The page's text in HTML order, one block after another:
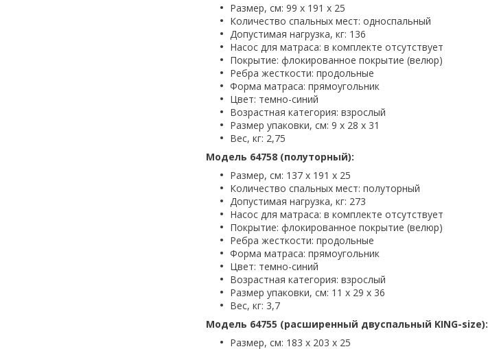
Размер, см: 99 х 191 х 25
Количество спальных мест: односпальный
Допустимая нагрузка, кг: 136
Насос для матраса: в комплекте отсутствует
Покрытие: флокированное покрытие (велюр)
Ребра жесткости: продольные
Форма матраса: прямоугольник
Цвет: темно-синий
Возрастная категория: взрослый
Размер упаковки, см: 9 x 28 x 31
Вес, кг: 2,75
Модель 64758 (полуторный):
Размер, см: 137 х 191 х 25
Количество спальных мест: полуторный
Допустимая нагрузка, кг: 273
Насос для матраса: в комплекте отсутствует
Покрытие: флокированное покрытие (велюр)
Ребра жесткости: продольные
Форма матраса: прямоугольник
Цвет: темно-синий
Возрастная категория: взрослый
Размер упаковки, см: 11 x 29 x 36
Вес, кг: 3,7
Модель 64755 (расширенный двуспальный KING-size):
Размер, см: 183 х 203 х 25